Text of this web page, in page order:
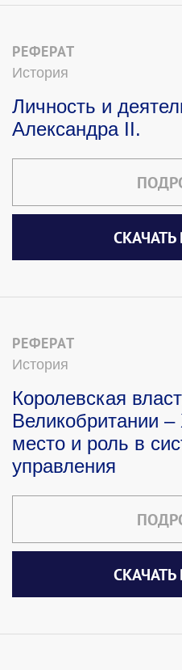
РЕФЕРАТ
История
Личность и
Александра II.
РЕФЕРАТ
История
Королевская
Великобритании
место и роль в
управления